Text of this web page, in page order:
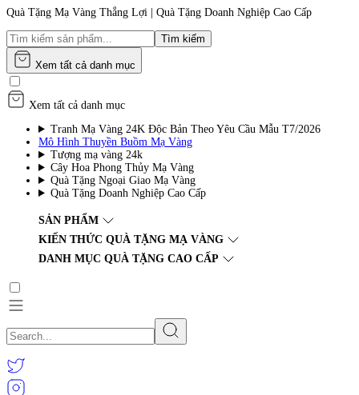
Quà Tặng Mạ Vàng Thắng Lợi | Quà Tặng Doanh Nghiệp Cao Cấp
Tìm kiếm
Xem tất cả danh mục
Xem tất cả danh mục
Tranh Mạ Vàng 24K Độc Bản Theo Yêu Cầu Mẫu T7/2026
Mô Hình Thuyền Buồm Mạ Vàng
Tượng mạ vàng 24k
Cây Hoa Phong Thủy Mạ Vàng
Quà Tặng Ngoại Giao Mạ Vàng
Quà Tặng Doanh Nghiệp Cao Cấp
SẢN PHẨM
KIẾN THỨC QUÀ TẶNG MẠ VÀNG
DANH MỤC QUÀ TẶNG CAO CẤP